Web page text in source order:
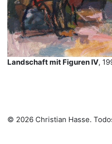
Landschaft mit Figuren IV,
© 2026 Christian Hasse.